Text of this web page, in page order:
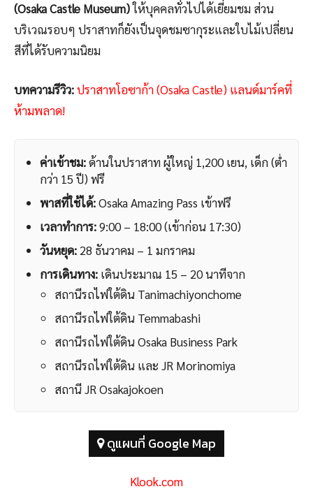
(Osaka Castle Museum)ให้บุคคลทั่วไปได้เยี่ยมชม ส่วน
บริเวณรอบๆ ปราสาทก็ยังเป็นจุดชมซากุระและใบไม้เปลี่ยน
สีที่ได้รับความนิยม
บทความรีวิว:ปราสาทโอซาก้า (Osaka Castle) แลนด์มาร์คที่
ห้ามพลาด!
ค่าเข้าชม:ด้านในปราสาท ผู้ใหญ่ 1,200 เยน, เด็ก (ต่ำ
กว่า 15 ปี) ฟรี
พาสที่ใช้ได้:Osaka Amazing Pass เข้าฟรี
เวลาทำการ:9:00 – 18:00 (เข้าก่อน 17:30)
วันหยุด: 28 ธันวาคม – 1 มกราคม
การเดินทาง: เดินประมาณ 15 – 20 นาทีจาก
สถานีรถไฟใต้ดิน Tanimachiyonchome
สถานีรถไฟใต้ดิน Temmabashi
สถานีรถไฟใต้ดิน Osaka Business Park
สถานีรถไฟใต้ดิน และ JR Morinomiya
สถานี JR Osakajokoen
ดูแผนที่ Google Map
Klook.com